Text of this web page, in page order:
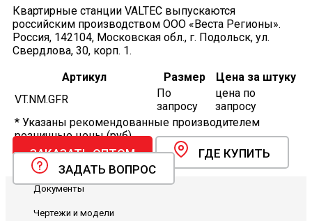
Квартирные станции VALTEC выпускаются
российским производством ООО «Веста Регионы».
Россия, 142104, Московская обл., г. Подольск, ул.
Свердлова, 30, корп. 1.
Артикул
Размер
Цена за штуку
VT.NM.GFR
По
запросу
цена по
запросу
* Указаны рекомендованные производителем
розничные цены (руб).
ЗАКАЗАТЬ ОПТОМ
ГДЕ КУПИТЬ
ЗАДАТЬ ВОПРОС
Документы
Чертежи и модели